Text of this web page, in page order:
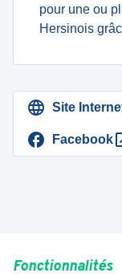
pour une ou
Hersinois
Site
Facebook
Fonctionnalités